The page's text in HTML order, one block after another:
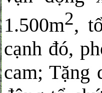
1.500m2,
cạnh đó,
cam; Tặng